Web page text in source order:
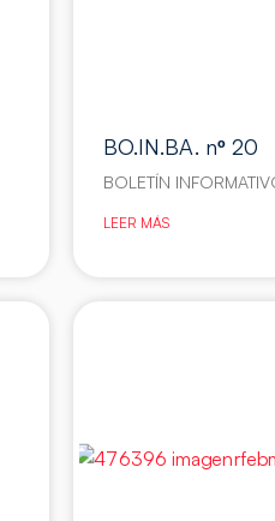
BO.IN.BA. nº 20
BOLETÍN
LEER MÁS